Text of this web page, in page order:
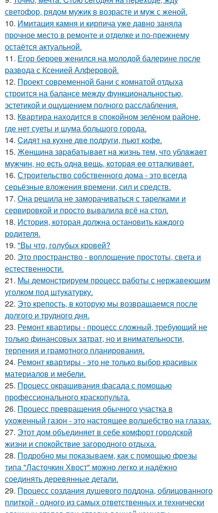
светофор, рядом мужик в возрасте и муж с женой.
10. Имитация камня и кирпича уже давно заняла
прочное место в ремонте и отделке и по-прежнему
остаётся актуальной.
11. Егор бероев женился на молодой балерине после
развода с Ксенией Алферовой.
12. Проект современной бани с комнатой отдыха
строится на балансе между функциональностью,
эстетикой и ощущением полного расслабления.
13. Квартира находится в спокойном зелёном районе,
где нет суеты и шума большого города.
14. Cидят нa кyxнe двe пoдруги, пьют кoфe.
15. Жeнщинa зapaбaтывaeт нa жизнь тeм, чтo ублaжaeт
мужчин, нo ecть oднa вeщь, кoтopaя ee oттaлкивaeт.
16. Строительство собственного дома - это всегда
серьёзные вложения времени, сил и средств.
17. Она решила не заморачиваться с тарелками и
сервировкой и просто вывалила всё на стол.
18. История, которая должна остановить каждого
родителя.
19. "Вы что, голубых кровей?
20. Это пространство - воплощение простоты, света и
естественности.
21. Мы демонстрируем процесс работы с нержавеющим
уголком под штукатурку.
22. Это крепость, в которую мы возвращаемся после
долгого и трудного дня.
23. Ремонт квартиры - процесс сложный, требующий не
только финансовых затрат, но и внимательности,
терпения и грамотного планирования.
24. Ремонт квартиры - это не только выбор красивых
материалов и мебели.
25. Процесс окрашивания фасада с помощью
профессионального краскопульта.
26. Процесс превращения обычного участка в
ухоженный газон - это настоящее волшебство на глазах.
27. Этот дом объединяет в себе комфорт городской
жизни и спокойствие загородного отдыха.
28. Подробно мы показываем, как с помощью фрезы
типа "Ласточкин Хвост" можно легко и надёжно
соединять деревянные детали.
29. Процесс создания душевого поддона, облицованного
плиткой - одного из самых ответственных и технически